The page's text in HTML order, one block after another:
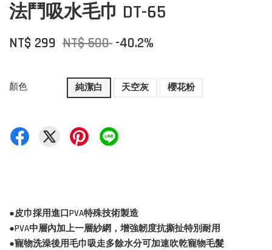
法鬥吸水毛巾 DT-65
NT$ 299 NT$ 500 -40.2%
顏色 純潔白 天空灰 櫻花粉
●皮巾採用進口PVA特殊技術製造
●PVA中層內加上一層紗網，增強韌度抗撕扯特別耐用
●寵物洗澡後用毛巾吸走多餘水分可加速吹乾寵物毛髮